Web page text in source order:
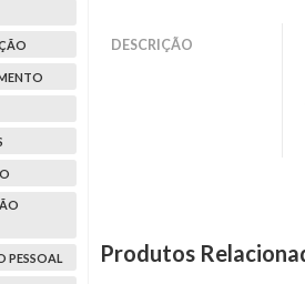
DESCRIÇÃO
Produtos
PESSOAL